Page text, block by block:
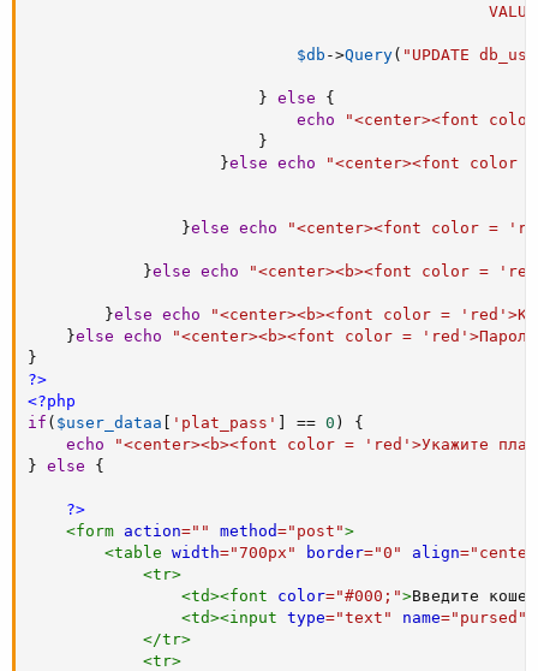
$db ->Query( "UPDATE
} else
{
echo
"<center><font color
}
}else echo "<center><font color =
}else echo "<center><font color =
}else echo "<center><b><font color =
}else echo
"<center><b><font color =
}else echo
"<center><b><font color =
}
?>
<?php
if ( $user_dataa [ 'plat_pass' ] == 0 )
{
echo
"<center><b><font color = 'red'>Укажите
} else {
?>
<form action=" " method=" post ">
<table width="700px " border="0 " align=" center
<tr>
<td><font color="#000; ">Введите
<td><input type="text " name=" pursed "
</tr>
<tr>